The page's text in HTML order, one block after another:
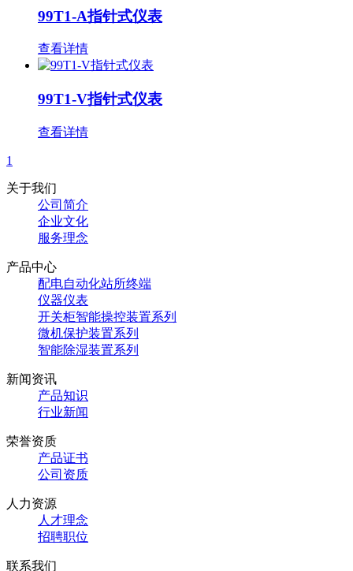
99T1-A指针式仪表
查看详情
99T1-V指针式仪表
查看详情
1
关于我们
公司简介
企业文化
服务理念
产品中心
配电自动化站所终端
仪器仪表
开关柜智能操控装置系列
微机保护装置系列
智能除湿装置系列
新闻资讯
产品知识
行业新闻
荣誉资质
产品证书
公司资质
人力资源
人才理念
招聘职位
联系我们